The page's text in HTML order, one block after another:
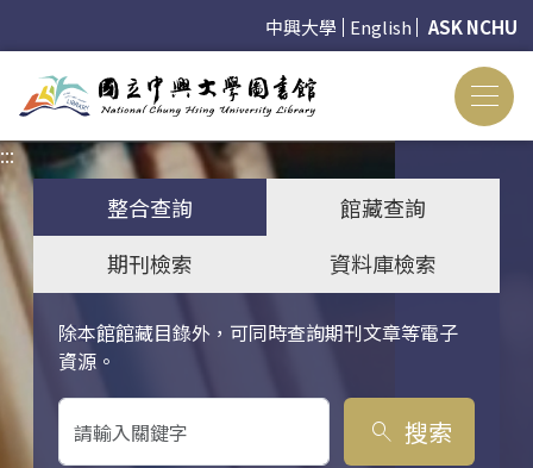
中興大學 English ASK NCHU
:::
整合查詢
館藏查詢
期刊檢索
資料庫檢索
除本館館藏目錄外，可同時查詢期刊文章等電子
資源。
關鍵字搜尋
search 搜索